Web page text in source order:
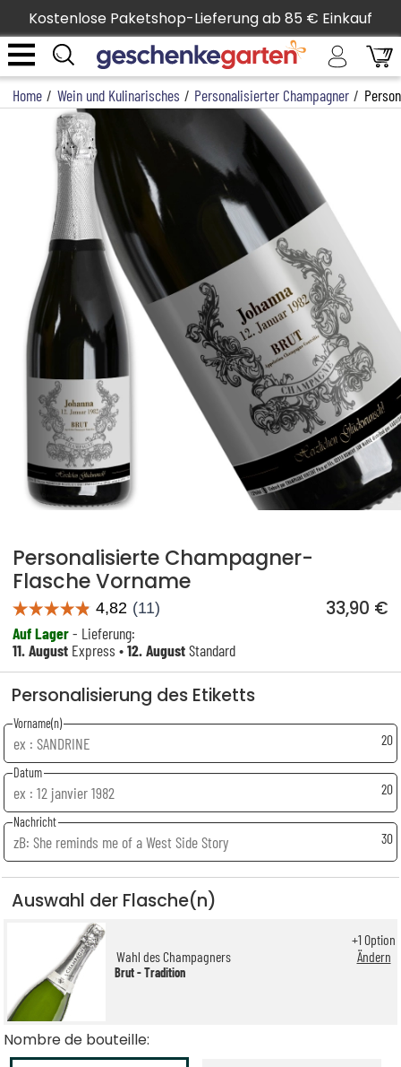
Kostenlose Paketshop-Lieferung ab 85 € Einkauf
Home / Wein und Kulinarisches / Personalisierter Champagner /
Personalisierte Champagner-
Flasche Vorname
33,90 €
Auf Lager- Lieferung:
11. August Express •12. AugustStandard
Personalisierung des Etiketts
Vorname(n)
20
Datum
20
Nachricht
30
Auswahl der Flasche(n)
Wahl des Champagners
Brut - Tradition
+1Option
Ändern
Nombre de bouteille: